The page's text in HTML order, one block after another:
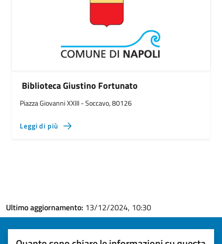
Biblioteca Giustino Fortunato
Piazza Giovanni XXIII - Soccavo, 80126
Leggi di più
Ultimo aggiornamento: 13/12/2024, 10:30